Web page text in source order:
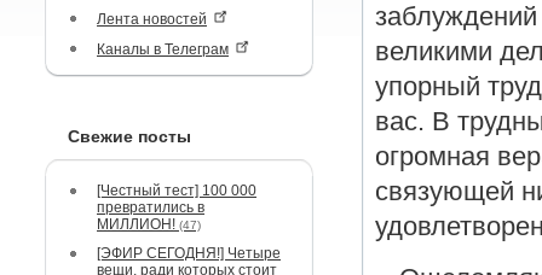
Лента новостей
Каналы в Телеграм
Свежие посты
[Честный тест] 100 000
превратились в
МИЛЛИОН! (47)
[ЭФИР СЕГОДНЯ!] Четыре
вещи, ради которых стоит
великими
упорный
вас. В
огромная
связующей